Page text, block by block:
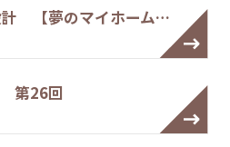
【夢のマイホーム…
第26回